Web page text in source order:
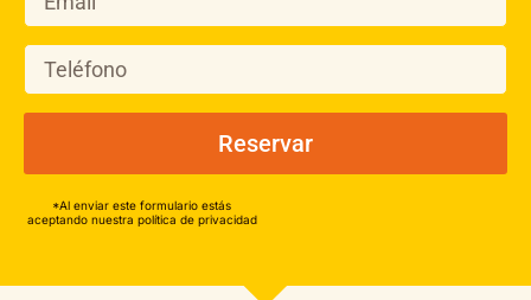
Reservar
*Al enviar este formulario estás
aceptando nuestra política de privacidad